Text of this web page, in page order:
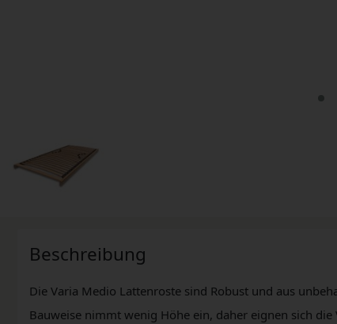
Beschreibung
Die Varia Medio Lattenroste sind Robust und aus
Bauweise nimmt wenig Höhe ein, daher eignen sich